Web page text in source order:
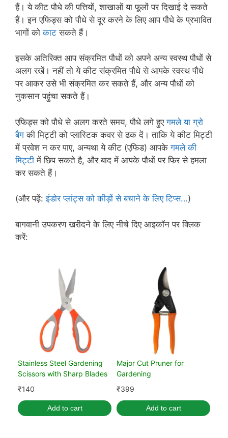
हैं। ये कीट पौधे की पत्तियों, शाखाओं या फूलों पर दिखाई दे सकते
हैं। इन एफिड्स को पौधे से दूर करने के लिए आप पौधे के प्रभावित
भागों कोकाट सकते हैं।
इसके अतिरिक्त आप संक्रमित पौधों को अपने अन्य स्वस्थ पौधों से
अलग रखें। नहीं तो ये कीट संक्रमित पौधे से आपके स्वस्थ पौधे
पर आकर उसे भी संक्रमित कर सकते हैं, और अन्य पौधों को
नुकसान पहुंचा सकते हैं।
एफिड्स को पौधे से अलग करते समय, पौधे लगे हुएगमले या ग्रो
बैग की मिट्टी को प्लास्टिक कवर से ढक दें। ताकि ये कीट मिट्टी
में प्रवेश न कर पाए, अन्यथा ये कीट (एफिड) आपकेगमले की
मिट्टी में छिप सकते है, और बाद में आपके पौधों पर फिर से हमला
कर सकते हैं।
(और पढ़ें:इंडोर प्लांट्स को कीड़ों से बचाने के लिए टिप्स…)
बागवानी उपकरण खरीदने के लिए नीचे दिए आइकॉन पर क्लिक
करें:
Stainless Steel Gardening
Scissors with Sharp Blades
₹140
Add to cart
Major Cut Pruner for
Gardening
₹399
Add to cart